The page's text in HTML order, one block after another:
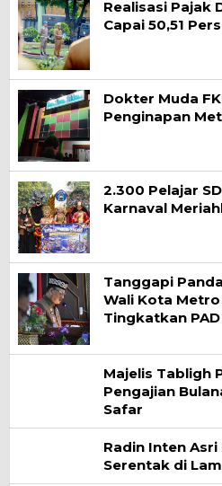
Realisasi Pajak
Capai 50,51
Dokter Muda
Penginapan
2.300 Pelajar
Karnaval
Tanggapi
Wali Kota Metro
Tingkatkan PAD
Majelis Tabligh
Pengajian
Safar
Radin Inten Asri
Serentak di